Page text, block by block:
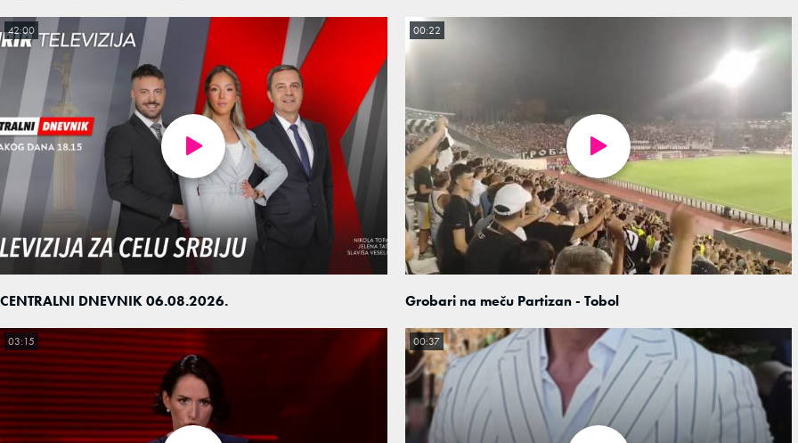
CENTRALNI DNEVNIK 06.08.2026.
42:00
Grobari na meču Partizan - Tobol
00:22
03:15 00:37